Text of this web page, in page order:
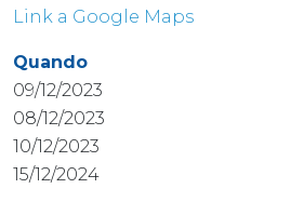
Link a Google Maps
Quando
09/12/2023
08/12/2023
10/12/2023
15/12/2024